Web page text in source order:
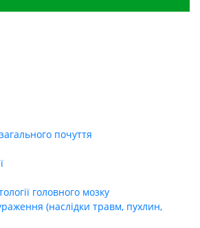
почуття
головного мозку
(наслідки травм, пухлин,